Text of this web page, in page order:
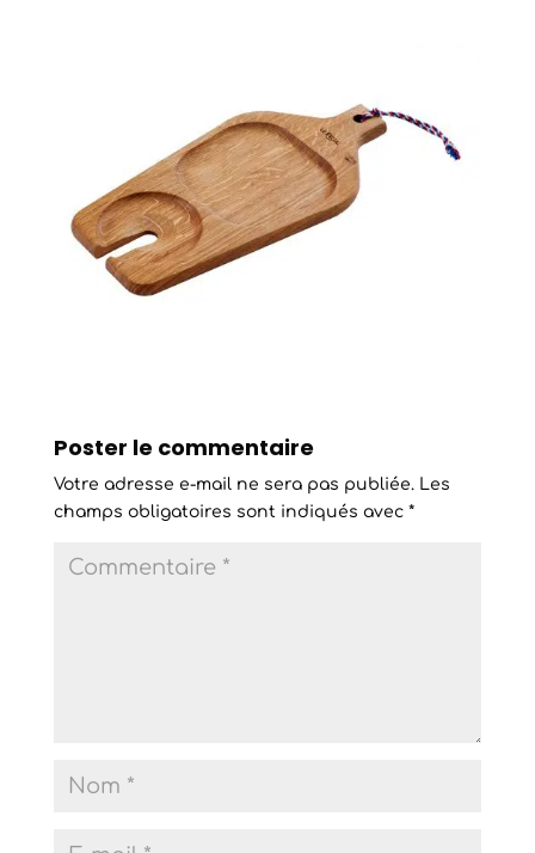
Poster le commentaire
Votre adresse e-mail ne sera pas publiée. Les
champs obligatoires sont indiqués avec *